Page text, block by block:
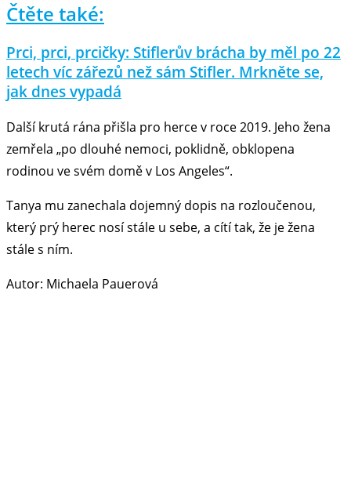
Čtěte také:
Prci, prci, prcičky: Stiflerův brácha by měl po 22
letech víc zářezů než sám Stifler. Mrkněte se,
jak dnes vypadá
Další krutá rána přišla pro herce v roce 2019. Jeho žena
zemřela „po dlouhé nemoci, poklidně, obklopena
rodinou ve svém domě v Los Angeles“.
Tanya mu zanechala dojemný dopis na rozloučenou,
který prý herec nosí stále u sebe, a cítí tak, že je žena
stále s ním.
Autor: Michaela Pauerová